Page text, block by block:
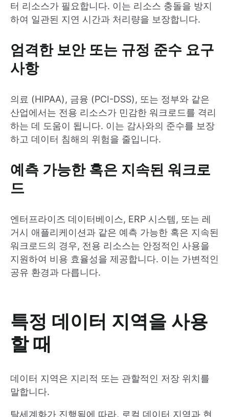
터 리소스가 필요합니다. 이는 리소스 충돌을 방지
하여 일관된 지연 시간과 처리량을 보장합니다.
엄격한 보안 또는 규정 준수 요구
사항
의료 (HIPAA), 금융 (PCI-DSS), 또는 정부와 같은
산업에서는 전용 리소스가 민감한 워크로드를 격리
하는 데 도움이 됩니다. 이는 감사와의 준수를 보장
하고 데이터 침해의 위험을 줄입니다.
예측 가능한 혹은 지속된 워크로
드
엔터프라이즈 데이터베이스, ERP 시스템, 또는 레
거시 애플리케이션과 같은 예측 가능한 혹은 지속된
워크로드의 경우, 전용 리소스는 안정적인 사용을
지원하여 비용 효율성을 제공합니다. 이는 가변적인
공유 환경과 다릅니다.
특정 데이터 지역을 사용
할 때
데이터 지역은 지리적 또는 관할적인 저장 위치를
말합니다.
탈세계화가 진행됨에 따라, 로컬 데이터 지역과 현